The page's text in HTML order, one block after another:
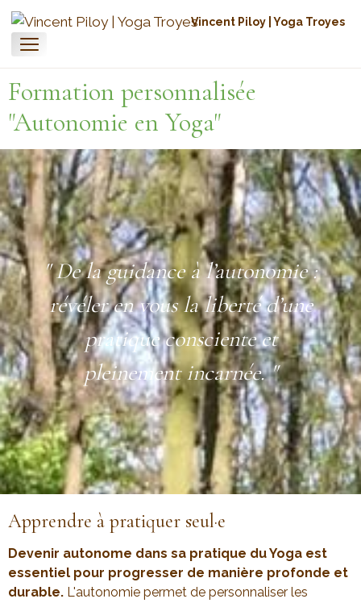
Vincent Piloy | Yoga Troyes
Formation personnalisée
"Autonomie en Yoga"
" De la guidance à l’autonomie :
révéler en vous la liberté d’une
pratique consciente et
pleinement incarnée. "
Apprendre à pratiquer seul·e
Devenir autonome dans sa pratique du Yoga est
essentiel pour progresser de manière profonde et
durable. L'autonomie permet de personnaliser les